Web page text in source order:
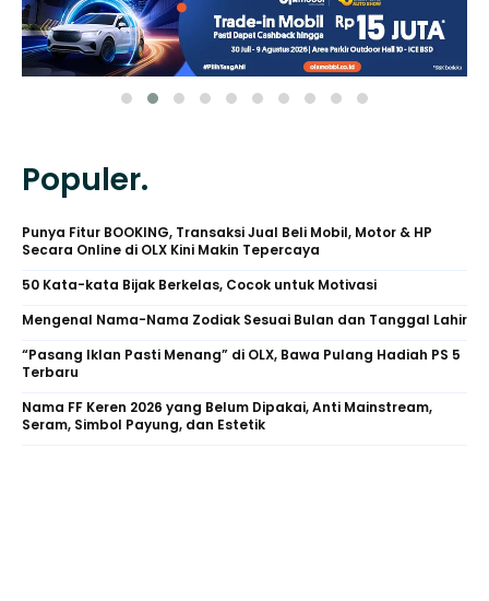
Populer.
Punya Fitur BOOKING, Transaksi Jual Beli Mobil, Motor & HP
Secara Online di OLX Kini Makin Tepercaya
50 Kata-kata Bijak Berkelas, Cocok untuk Motivasi
Mengenal Nama-Nama Zodiak Sesuai Bulan dan Tanggal Lahir
“Pasang Iklan Pasti Menang” di OLX, Bawa Pulang Hadiah PS 5
Terbaru
Nama FF Keren 2026 yang Belum Dipakai, Anti Mainstream,
Seram, Simbol Payung, dan Estetik